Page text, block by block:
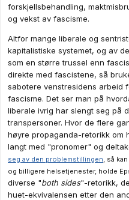
forskjellsbehandling,
og vekst av fascisme.
Altfor mange liberale og
kapitalistiske systemet, og av
som en større trussel enn
direkte med fascistene, så
sabotere venstresidens arbeid
fascisme. Det ser man på
liberale ivrig har slengt seg på
transpersoner. Hvor de flere
høyre propaganda-retorikk om
langt med "pronomer" og
seg av den problemstillingen, så
og billigere helsetjenester, holde
diverse "both sides"-retorikk,
huet-ekvivalensen etter den